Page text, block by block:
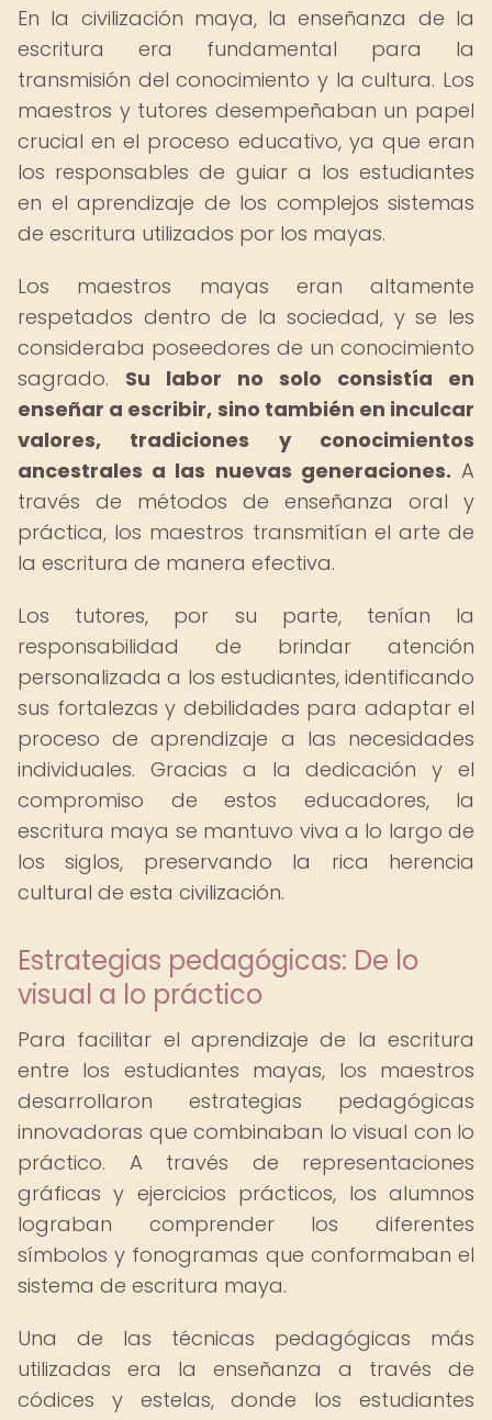
En la civilización maya, la enseñanza de la
escritura era fundamental para la
transmisión del conocimiento y la cultura. Los
maestros y tutores desempeñaban un papel
crucial en el proceso educativo, ya que eran
los responsables de guiar a los estudiantes
en el aprendizaje de los complejos sistemas
de escritura utilizados por los mayas.
Los maestros mayas eran altamente
respetados dentro de la sociedad, y se les
consideraba poseedores de un conocimiento
sagrado. Su labor no solo consistía en
enseñar a escribir, sino también en inculcar
valores, tradiciones y conocimientos
ancestrales a las nuevas generaciones. A
través de métodos de enseñanza oral y
práctica, los maestros transmitían el arte de
la escritura de manera efectiva.
Los tutores, por su parte, tenían la
responsabilidad de brindar atención
personalizada a los estudiantes, identificando
sus fortalezas y debilidades para adaptar el
proceso de aprendizaje a las necesidades
individuales. Gracias a la dedicación y el
compromiso de estos educadores, la
escritura maya se mantuvo viva a lo largo de
los siglos, preservando la rica herencia
cultural de esta civilización.
Estrategias pedagógicas: De lo
visual a lo práctico
Para facilitar el aprendizaje de la escritura
entre los estudiantes mayas, los maestros
desarrollaron estrategias pedagógicas
innovadoras que combinaban lo visual con lo
práctico. A través de representaciones
gráficas y ejercicios prácticos, los alumnos
lograban comprender los diferentes
símbolos y fonogramas que conformaban el
sistema de escritura maya.
Una de las técnicas pedagógicas más
utilizadas era la enseñanza a través de
códices y estelas, donde los estudiantes